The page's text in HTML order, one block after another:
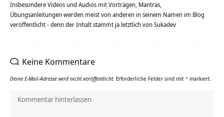
Insbesondere Videos und Audios mit Vorträgen, Mantras,
Übungsanleitungen werden meist von anderen in seinem Namen im Blog
veröffentlicht - denn der Inhalt stammt ja letztlich von Sukadev
Keine Kommentare
Deine E-Mail-Adresse wird nicht veröffentlicht. Erforderliche Felder sind mit * markiert.